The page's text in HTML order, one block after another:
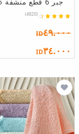
(4820)
ID٤٩.٠٠٠
ID٣٤.٠٠٠